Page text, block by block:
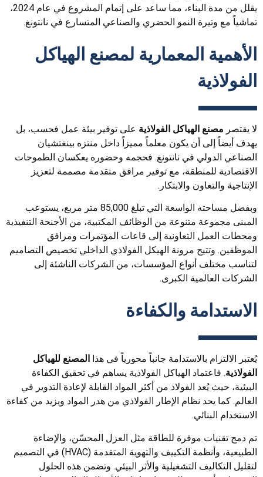
يقلل من مدة البناء، مما ساعد على إتمام المشروع في عام 2024،
تماشياً مع وتيرة النمو الحضري والصناعي المتسارع في نانتونغ.
الأهمية المعمارية لمصنع الهياكل
الفولاذية
لا يقتصر مصنع الهياكل الفولاذية على توفير بيئة عمل فحسب، بل
يهدف أيضاً إلى أن يكون معلماً مميزاً داخل منتزه بينغتشيان
الصناعي الدولي في نانتونغ. فحجمه وحضوره يعكسان الطموحات
الاقتصادية للمنطقة، مع توفير مرافق متقدمة مصممة لتعزيز
الإنتاجية والتعاون والابتكار.
وبفضل مساحته الواسعة التي تبلغ 85,000 متر مربع، يستوعب
المبنى مجموعة متنوعة من الوظائف المكتبية، من الأجنحة التنفيذية
ومحطات العمل التعاونية إلى قاعات المؤتمرات ومرافق
الموظفين. وتتيح مرونة الهيكل الفولاذي الداخلي تخصيص التصاميم
لتناسب مختلف أنواع المؤسسات، من الشركات الناشئة إلى
الشركات العالمية الكبرى.
الاستدامة والكفاءة
يُعتبر الالتزام بالاستدامة جانباً محورياً في هذا المصنع للهياكل
الفولاذية. فاعتماد الهياكل الفولاذية يساهم في تحقيق الكفاءة
البيئية، حيث يُعد الفولاذ من أكثر المواد القابلة لإعادة التدوير في
العالم. كما يحد نظام الإطار الفولاذي من هدر المواد ويزيد من كفاءة
الاستخدام البنائي.
تم دمج تقنيات موفرة للطاقة مثل العزل المحسّن، والإضاءة
الطبيعية، وأنظمة التكييف والتهوية المتقدمة (HVAC) في التصميم
لتقليل التكاليف التشغيلية والأثر البيئي. وتضمن هذه الحلول